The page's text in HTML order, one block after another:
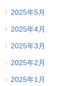
2025年5月
2025年4月
2025年3月
2025年2月
2025年1月